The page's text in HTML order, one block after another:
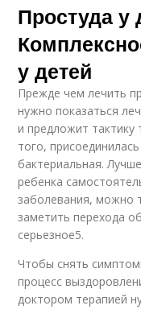
Простуда у
у детей
Прежде чем лечить
нужно показаться
и предложит тактику
того,
бактериальная.
ребенка
заболевания, можно
заметить перехода
серьезное5.
Чтобы снять
процесс
доктором терапией